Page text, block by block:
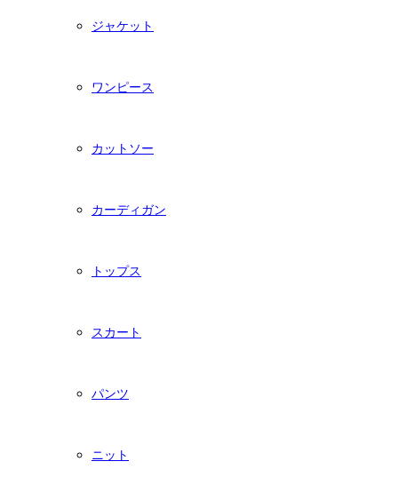
ジャケット
ワンピース
カットソー
カーディガン
トップス
スカート
パンツ
ニット